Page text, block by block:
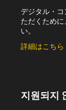
デジタル・
ただくため
い。
詳細はこちら
지원되지